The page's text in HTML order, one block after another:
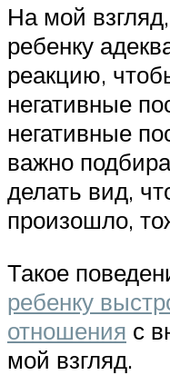
На мой
ребенку
реакцию,
негативные
негативные
важно
делать вид,
произошло,
Такое
ребенку
отношения с
мой взгляд.